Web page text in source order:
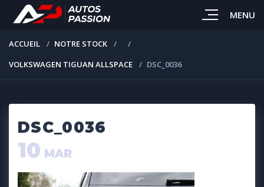
MENU
ACCUEIL
NOTRE STOCK
VOLKSWAGEN TIGUAN ALLSPACE
DSC_0036
DSC_0036
10 MAR